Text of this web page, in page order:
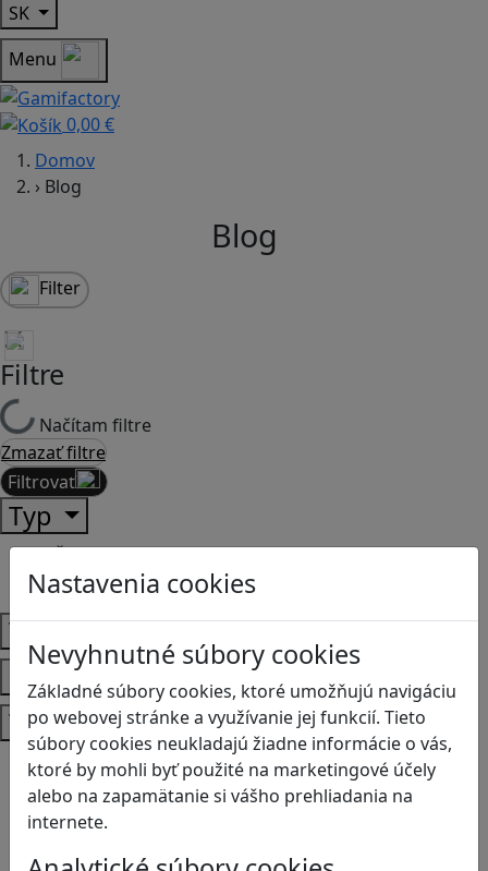
SK
Menu
0,00 €
Nastavenia cookies
Nevyhnutné súbory cookies
Základné súbory cookies, ktoré umožňujú navigáciu
po webovej stránke a využívanie jej funkcií. Tieto
súbory cookies neukladajú žiadne informácie o vás,
ktoré by mohli byť použité na marketingové účely
alebo na zapamätanie si vášho prehliadania na
internete.
Domov
› Blog
Blog
Filter
Filtre
Načítam filtre
Zmazať filtre
Filtrovať
Typ
Recenzie
Vek
Predmety
Témy
Bezpečnosť na internete
Čítanie s porozumením
Digitálna rovnováha